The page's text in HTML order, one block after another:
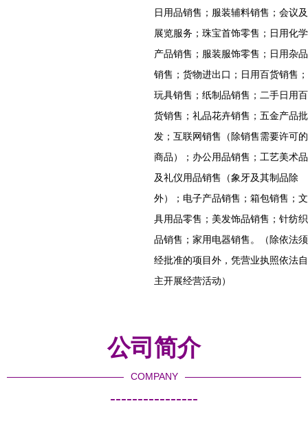
日用品销售；服装辅料销售；会议及
展览服务；珠宝首饰零售；日用化学
产品销售；服装服饰零售；日用杂品
销售；货物进出口；日用百货销售；
玩具销售；纸制品销售；二手日用百
货销售；礼品花卉销售；五金产品批
发；互联网销售（除销售需要许可的
商品）；办公用品销售；工艺美术品
及礼仪用品销售（象牙及其制品除
外）；电子产品销售；箱包销售；文
具用品零售；美发饰品销售；针纺织
品销售；家用电器销售。（除依法须
经批准的项目外，凭营业执照依法自
主开展经营活动）
公司简介
COMPANY
----------------